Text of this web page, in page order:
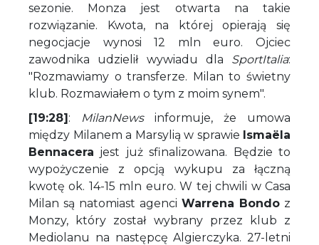
sezonie. Monza jest otwarta na takie
rozwiązanie. Kwota, na której opierają się
negocjacje wynosi 12 mln euro. Ojciec
zawodnika udzielił wywiadu dla SportItalia:
"Rozmawiamy o transferze. Milan to świetny
klub. Rozmawiałem o tym z moim synem".
[19:28]: MilanNewsinformuje, że umowa
między Milanem a Marsylią w sprawie Ismaëla
Bennacera jest już sfinalizowana. Będzie to
wypożyczenie z opcją wykupu za łączną
kwotę ok. 14-15 mln euro. W tej chwili w Casa
Milan są natomiast agenci Warrena Bondo z
Monzy, który został wybrany przez klub z
Mediolanu na następcę Algierczyka. 27-letni